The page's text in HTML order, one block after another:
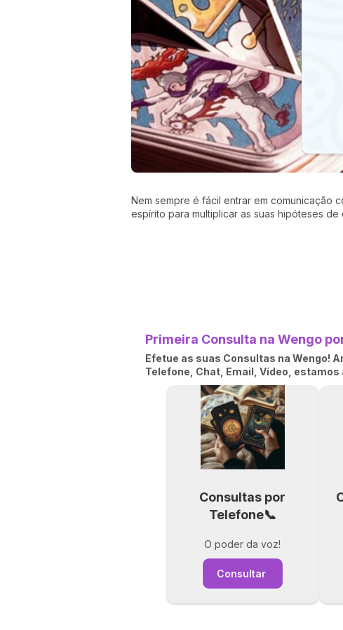
Nem sempre é fácil entrar em comunicação
espírito para multiplicar as suas hipóteses
Primeira Consulta na Wengo
Efetue as suas Consultas na Wengo!
Telefone, Chat, Email, Vídeo,
Consultas por
Telefone📞
O poder da voz!
Consultar